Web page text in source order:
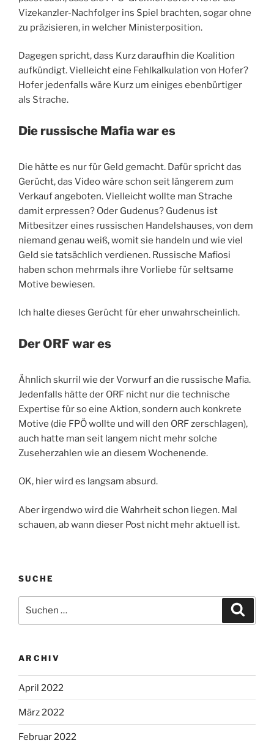
Vizekanzler-Nachfolger ins Spiel brachten, sogar ohne
zu präzisieren, in welcher Ministerposition.
Dagegen spricht, dass Kurz daraufhin die Koalition
aufkündigt. Vielleicht eine Fehlkalkulation von Hofer?
Hofer jedenfalls wäre Kurz um einiges ebenbürtiger
als Strache.
Die russische Mafia war es
Die hätte es nur für Geld gemacht. Dafür spricht das
Gerücht, das Video wäre schon seit längerem zum
Verkauf angeboten. Vielleicht wollte man Strache
damit erpressen? Oder Gudenus? Gudenus ist
Mitbesitzer eines russischen Handelshauses, von dem
niemand genau weiß, womit sie handeln und wie viel
Geld sie tatsächlich verdienen. Russische Mafiosi
haben schon mehrmals ihre Vorliebe für seltsame
Motive bewiesen.
Ich halte dieses Gerücht für eher unwahrscheinlich.
Der ORF war es
Ähnlich skurril wie der Vorwurf an die russische Mafia.
Jedenfalls hätte der ORF nicht nur die technische
Expertise für so eine Aktion, sondern auch konkrete
Motive (die FPÖ wollte und will den ORF zerschlagen),
auch hatte man seit langem nicht mehr solche
Zuseherzahlen wie an diesem Wochenende.
OK, hier wird es langsam absurd.
Aber irgendwo wird die Wahrheit schon liegen. Mal
schauen, ab wann dieser Post nicht mehr aktuell ist.
SUCHE
nach:
ARCHIV
April 2022
März 2022
Februar 2022